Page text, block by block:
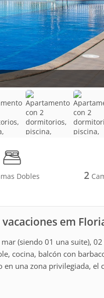
Dobles 2
em
(siendo 01 una suite),
cocina, balcón con
en una zona privilegiada, el